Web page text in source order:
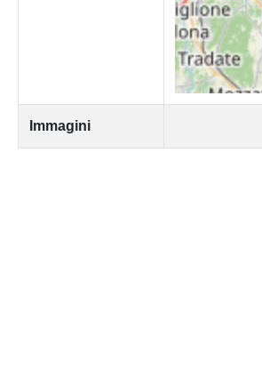
Immagini